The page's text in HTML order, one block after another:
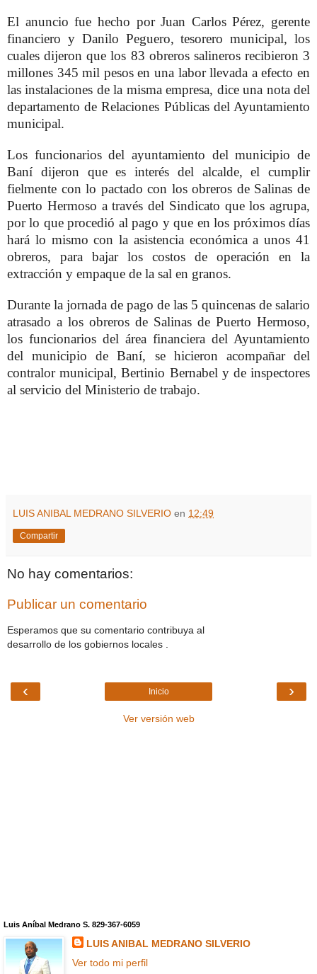
El anuncio fue hecho por Juan Carlos Pérez, gerente
financiero y Danilo Peguero, tesorero municipal, los
cuales dijeron que los 83 obreros salineros recibieron 3
millones 345 mil pesos en una labor llevada a efecto en
las instalaciones de la misma empresa, dice una nota del
departamento de Relaciones Públicas del Ayuntamiento
municipal.
Los funcionarios del ayuntamiento del municipio de
Baní dijeron que es interés del alcalde, el cumplir
fielmente con lo pactado con los obreros de Salinas de
Puerto Hermoso a través del Sindicato que los agrupa,
por lo que procedió al pago y que en los próximos días
hará lo mismo con la asistencia económica a unos 41
obreros, para bajar los costos de operación en la
extracción y empaque de la sal en granos.
Durante la jornada de pago de las 5 quincenas de salario
atrasado a los obreros de Salinas de Puerto Hermoso,
los funcionarios del área financiera del Ayuntamiento
del municipio de Baní, se hicieron acompañar del
contralor municipal, Bertinio Bernabel y de inspectores
al servicio del Ministerio de trabajo.
LUIS ANIBAL MEDRANO SILVERIO en 12:49
Compartir
No hay comentarios:
Publicar un comentario
Esperamos que su comentario contribuya al
desarrollo de los gobiernos locales .
‹ ›
Inicio
Ver versión web
Luis Aníbal Medrano S. 829-367-6059
LUIS ANIBAL MEDRANO SILVERIO
Ver todo mi perfil